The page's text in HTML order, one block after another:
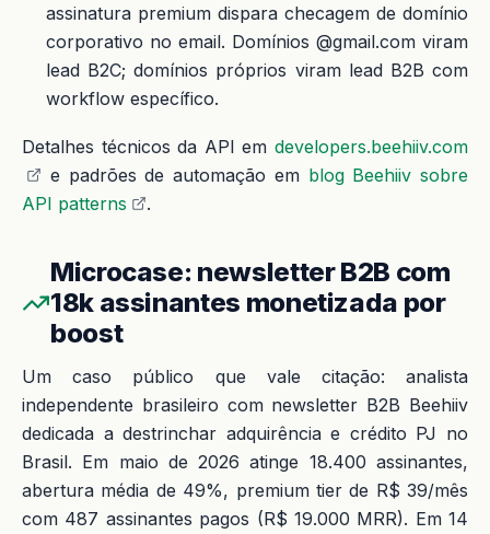
assinatura premium dispara checagem de domínio
corporativo no email. Domínios @gmail.com viram
lead B2C; domínios próprios viram lead B2B com
workflow específico.
Detalhes técnicos da API em developers.beehiiv.com
e padrões de automação em blog Beehiiv sobre
API patterns
.
Microcase: newsletter B2B com
18k assinantes monetizada por
boost
Um caso público que vale citação: analista
independente brasileiro com newsletter B2B Beehiiv
dedicada a destrinchar adquirência e crédito PJ no
Brasil. Em maio de 2026 atinge 18.400 assinantes,
abertura média de 49%, premium tier de R$ 39/mês
com 487 assinantes pagos (R$ 19.000 MRR). Em 14